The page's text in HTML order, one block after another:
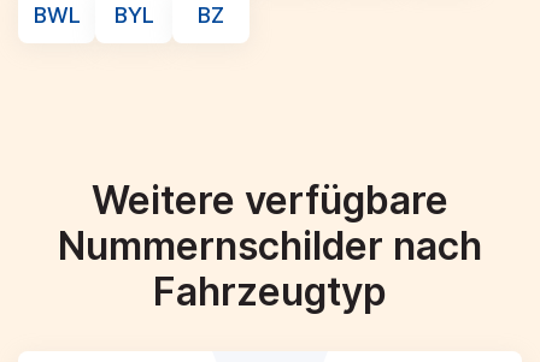
BWL BYL BZ
Weitere verfügbare
Nummernschilder nach
Fahrzeugtyp